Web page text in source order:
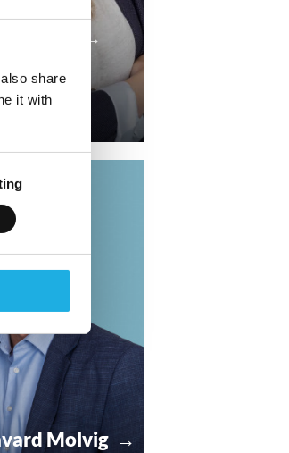
share
it with
→
822
Molvig →